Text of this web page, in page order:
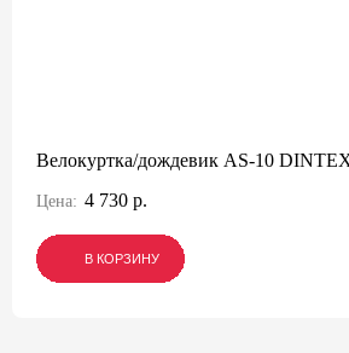
Велокуртка/дождевик AS-10
Цена: 4 730 р.
В КОРЗИНУ
В КОРЗИНУ
В КОРЗИНУ